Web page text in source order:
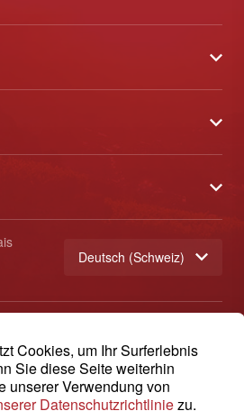
Cookies, um Ihr Surferlebnis
Sie diese Seite weiterhin
unserer Verwendung von
Datenschutzrichtliniezu.
de la Gare 2 - CP 144 - 1964
Deutsch (Schweiz)